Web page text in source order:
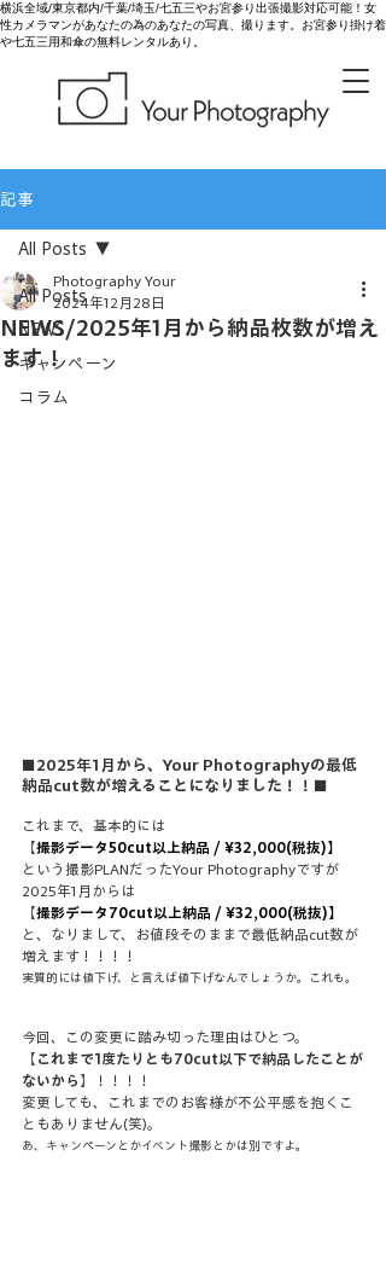
横浜全域/東京都内/千葉/埼玉/七五三やお宮参り出張撮影対応可能！女
性カメラマンがあなたの為のあなたの写真、撮ります。お宮参り掛け着
や七五三用和傘の無料レンタルあり。
記事
All Posts
NEWS
キャンペーン
コラム
All Posts
NEWS/2025年1月から納品枚数が増え
ます！
Photography Your
2024年12月28日
■2025年1月から、Your Photographyの最低
納品cut数が増えることになりました！！ ■
これまで、基本的には
【撮影データ50cut以上納品 / ¥32,000(税抜)】
という撮影PLANだったYour Photographyですが
2025年1月からは
【撮影データ70cut以上納品 / ¥32,000(税抜)】
と、なりまして、お値段そのままで最低納品cut数が
増えます！！！！
実質的には値下げ、と言えば値下げなんでしょうか。これも。
今回、この変更に踏み切った理由はひとつ。
【 これまで1度たりとも70cut以下で納品したことが
ないから 】！！！！
変更しても、これまでのお客様が不公平感を抱くこ
ともありません(笑)。
あ、キャンペーンとかイベント撮影とかは別ですよ。